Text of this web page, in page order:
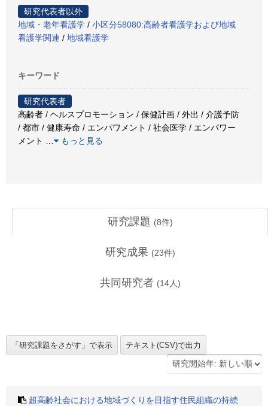
研究代表者以外
地域・老年看護学 / 小区分58080:高齢者看護学および地域
看護学関連 / 地域看護学
キーワード
研究代表者
高齢者 / ヘルスプロモーション / 保健計画 / 外出 / 介護予防
/ 都市 / 健康寿命 / エンパワメント / 社会医学 / エンパワー
メント
もっと見る
研究課題 (8件)
研究成果 (23件)
共同研究者 (14人)
超高齢社会における地域づくりを目指す住民組織の持続